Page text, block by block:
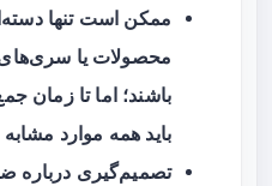
ممکن است تنها
محصولات یا
باشند؛ اما تا زمان
باید همه موارد
تصمیم‌گیری درباره